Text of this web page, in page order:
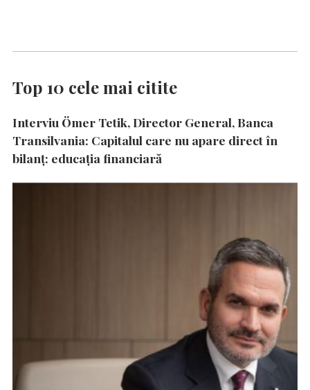
Top 10 cele mai citite
Interviu Ömer Tetik, Director General, Banca
Transilvania: Capitalul care nu apare direct în
bilanț: educația financiară